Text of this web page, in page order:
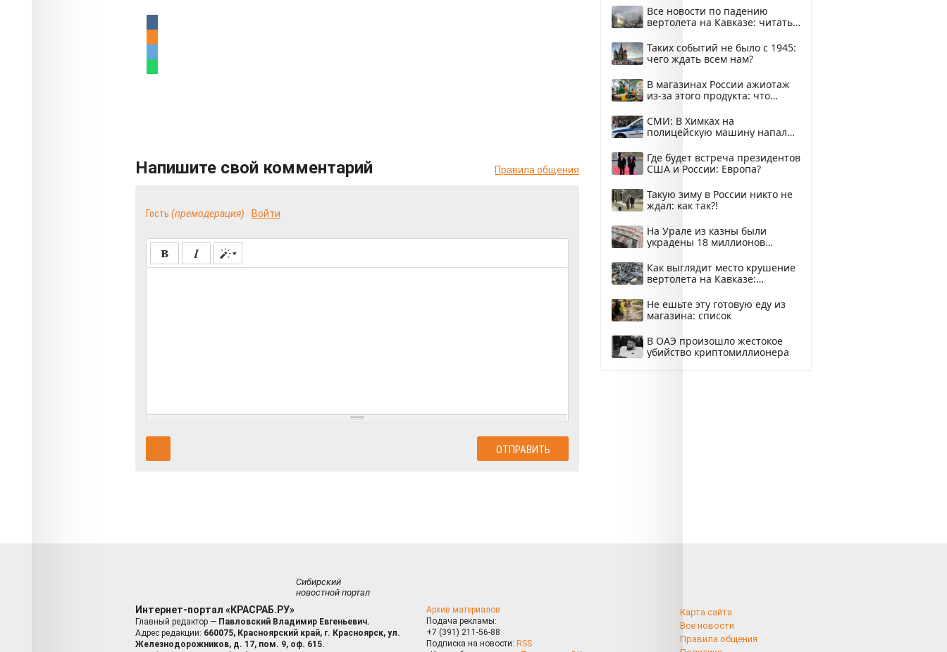
Напишите свой комментарий Правила общения
Гость (премодерация) Войти
Все новости по падению
вертолета на Кавказе: читать
Таких событий не было с 1945:
чего ждать всем нам?
В магазинах России ажиотаж
из-за этого продукта: что
СМИ: В Химках на
полицейскую машину напали
Где будет встреча президентов
США и России: Европа?
Такую зиму в России никто не
ждал: как так?!
На Урале из казны были
украдены 18 миллионов
Как выглядит место крушение
вертолета на Кавказе:
Не ешьте эту готовую еду из
магазина: список
В ОАЭ произошло жестокое
убийство криптомиллионера
Сибирский
новостной портал
Интернет-портал «КРАСРАБ.РУ»
Главный редактор — Павловский Владимир Евгеньевич.
Адрес редакции: 660075, Красноярский край, г. Красноярск, ул.
Железнодорожников, д. 17, пом. 9, оф. 615.
Архив материалов
Подача рекламы:
+7 (391) 211-56-88
Подписка на новости: RSS
Карта сайта
Все новости
Правила общения